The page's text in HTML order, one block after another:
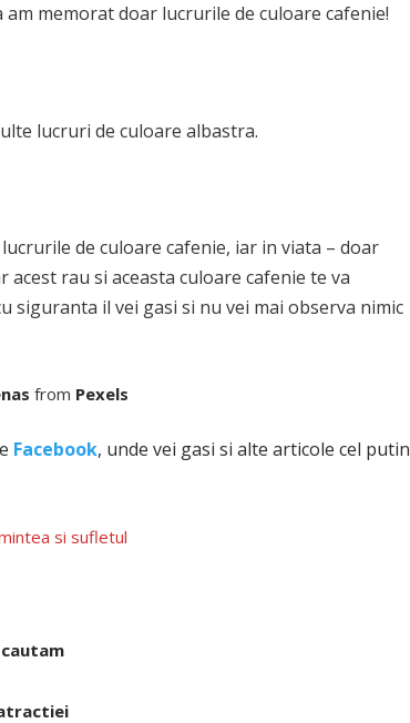
memorat doar lucrurile de culoare cafenie!
lucruri de culoare albastra.
de culoare cafenie, iar in viata – doar
rau si aceasta culoare cafenie te va
siguranta il vei gasi si nu vei mai observa nimic
from Pexels
Facebook, unde vei gasi si alte articole cel putin
si sufletul